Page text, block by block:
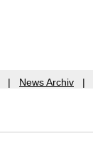
| News Archiv |